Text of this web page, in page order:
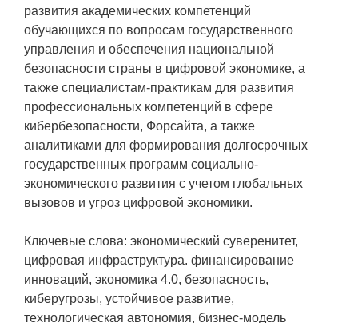
развития академических компетенций
обучающихся по вопросам государственного
управления и обеспечения национальной
безопасности страны в цифровой экономике, а
также специалистам-практикам для развития
профессиональных компетенций в сфере
кибербезопасности, Форсайта, а также
аналитиками для формирования долгосрочных
государственных программ социально-
экономического развития с учетом глобальных
вызовов и угроз цифровой экономики.
Ключевые слова: экономический суверенитет,
цифровая инфраструктура. финансирование
инноваций, экономика 4.0, безопасность,
киберугрозы, устойчивое развитие,
технологическая автономия, бизнес-модель